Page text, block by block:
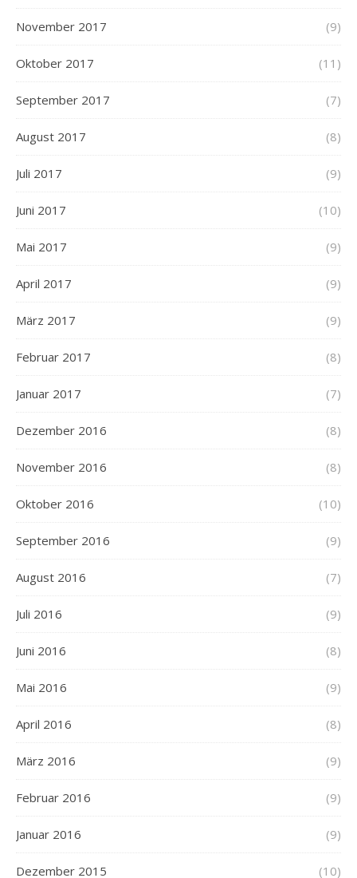
November 2017 (9)
Oktober 2017 (11)
September 2017 (7)
August 2017 (8)
Juli 2017 (9)
Juni 2017 (10)
Mai 2017 (9)
April 2017 (9)
März 2017 (9)
Februar 2017 (8)
Januar 2017 (7)
Dezember 2016 (8)
November 2016 (8)
Oktober 2016 (10)
September 2016 (9)
August 2016 (7)
Juli 2016 (9)
Juni 2016 (8)
Mai 2016 (9)
April 2016 (8)
März 2016 (9)
Februar 2016 (9)
Januar 2016 (9)
Dezember 2015 (10)